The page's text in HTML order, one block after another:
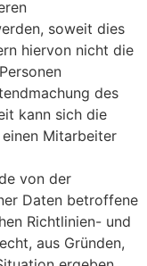
soweit dies
hiervon nicht die
des
kann sich die
Mitarbeiter
von der
Daten betroffene
Richtlinien- und
aus Gründen,